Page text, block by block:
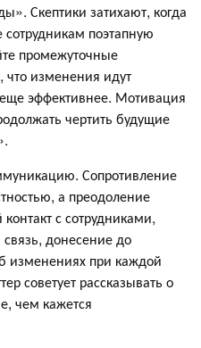
Скептики затихают, когда
сотрудникам поэтапную
промежуточные
что изменения идут
эффективнее. Мотивация
чертить будущие
Сопротивление
а преодоление
с сотрудниками,
донесение до
изменениях при каждой
советует рассказывать о
чем кажется